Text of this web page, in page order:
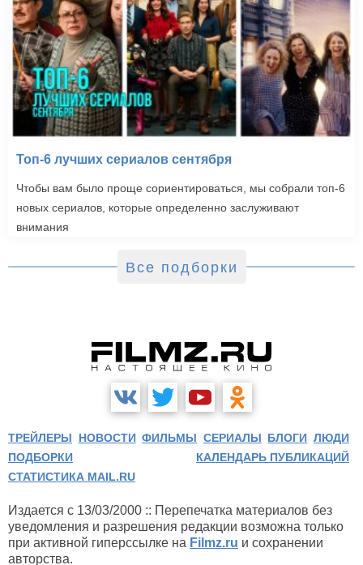
Топ-6 лучших сериалов сентября
Чтобы вам было проще сориентироваться, мы собрали топ-6
новых сериалов, которые определенно заслуживают
внимания
Все подборки
ТРЕЙЛЕРЫ НОВОСТИ ФИЛЬМЫ СЕРИАЛЫ БЛОГИ ЛЮДИ
ПОДБОРКИ
КАЛЕНДАРЬ ПУБЛИКАЦИЙ
СТАТИСТИКА MAIL.RU
Издается с 13/03/2000 :: Перепечатка материалов без
уведомления и разрешения редакции возможна только
при активной гиперссылке на Filmz.ru и сохранении
авторства.